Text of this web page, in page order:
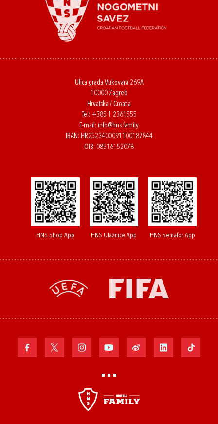
Ulica grada Vukovara 269A
10000 Zagreb
Hrvatska / Croatia
Tel: +385 1 2361555
E-mail: info@hns.family
IBAN: HR2523400091100187844
OIB: 08516152078
HNS Shop App HNS Ulaznice App HNS Semafor App